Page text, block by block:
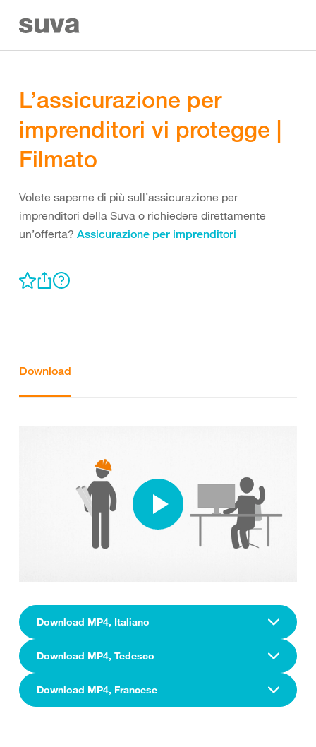
L’assicurazione per
imprenditori vi protegge |
Filmato
Volete saperne di più sull’assicurazione per
imprenditori della Suva o richiedere direttamente
un’offerta? Assicurazione per imprenditori
Download
Download MP4, Italiano
Download MP4, Tedesco
Download MP4, Francese